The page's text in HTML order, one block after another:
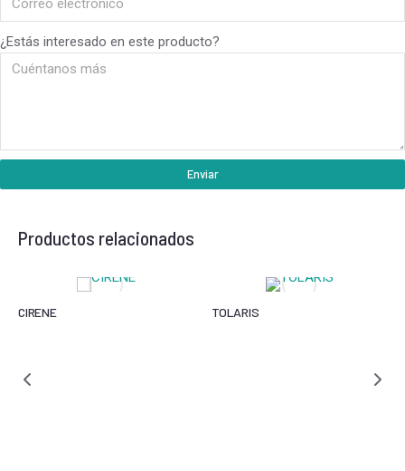
¿Estás interesado en este producto?
Enviar
Productos relacionados
CIRENE TOLARIS